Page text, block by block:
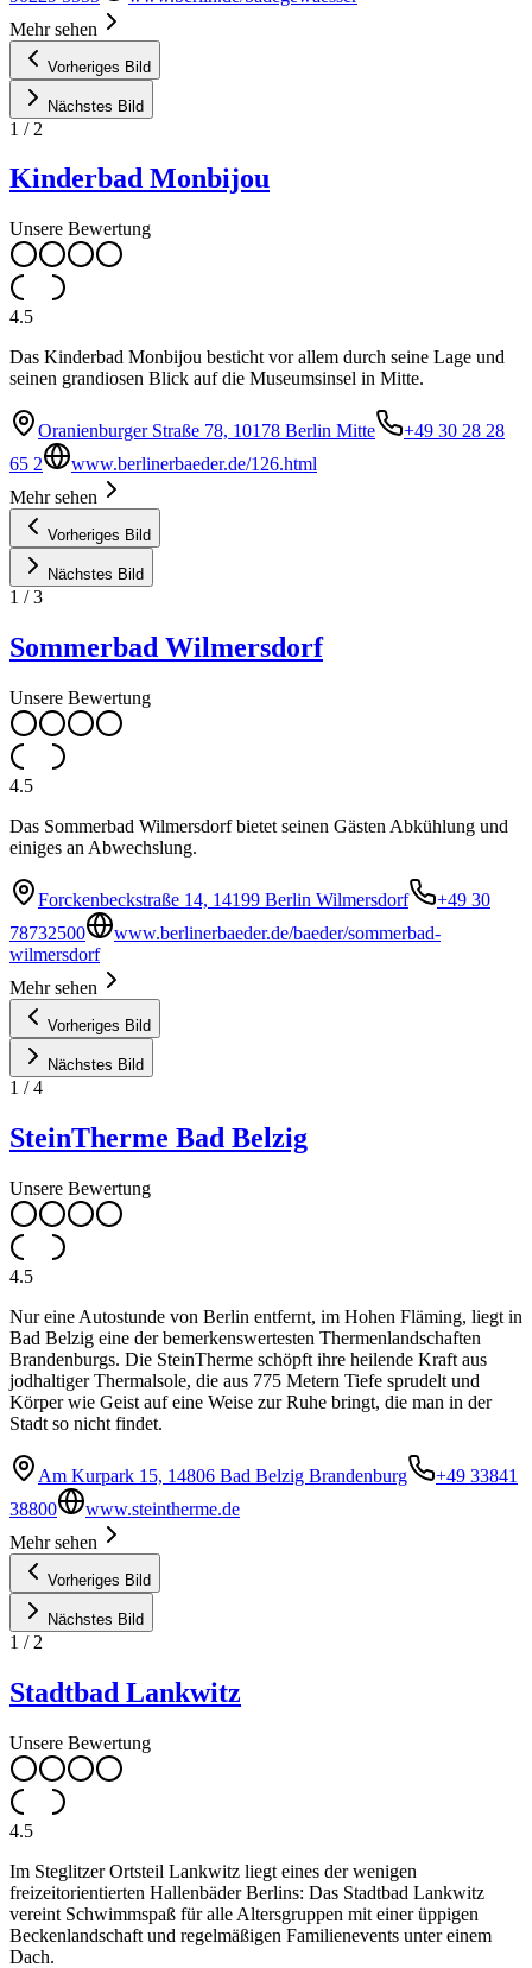
Mehr sehen
Vorheriges Bild
Nächstes Bild
1 / 2
Kinderbad Monbijou
Unsere Bewertung
4.5
Das Kinderbad Monbijou besticht vor allem durch seine Lage und
seinen grandiosen Blick auf die Museumsinsel in Mitte.
Oranienburger Straße 78, 10178 Berlin Mitte
+49 30 28 28
65 2
www.berlinerbaeder.de/126.html
Mehr sehen
Vorheriges Bild
Nächstes Bild
1 /3
Sommerbad Wilmersdorf
Unsere Bewertung
4.5
Das Sommerbad Wilmersdorf bietet seinen Gästen Abkühlung und
einiges an Abwechslung.
Forckenbeckstraße 14, 14199 Berlin Wilmersdorf
+49 30
78732500
www.berlinerbaeder.de/baeder/sommerbad-
wilmersdorf
Mehr sehen
Vorheriges Bild
Nächstes Bild
1 /4
SteinTherme Bad Belzig
Unsere Bewertung
4.5
Nur eine Autostunde von Berlin entfernt, im Hohen Fläming, liegt in
Bad Belzig eine der bemerkenswertesten Thermenlandschaften
Brandenburgs. Die SteinTherme schöpft ihre heilende Kraft aus
jodhaltiger Thermalsole, die aus 775 Metern Tiefe sprudelt und
Körper wie Geist auf eine Weise zur Ruhe bringt, die man in der
Stadt so nicht findet.
Am Kurpark 15, 14806 Bad Belzig Brandenburg
+49 33841
38800
www.steintherme.de
Mehr sehen
Vorheriges Bild
Nächstes Bild
1 / 2
Stadtbad Lankwitz
Unsere Bewertung
4.5
Im Steglitzer Ortsteil Lankwitz liegt eines der wenigen
freizeitorientierten Hallenbäder Berlins: Das Stadtbad Lankwitz
vereint Schwimmspaß für alle Altersgruppen mit einer üppigen
Beckenlandschaft und regelmäßigen Familienevents unter einem
Dach.